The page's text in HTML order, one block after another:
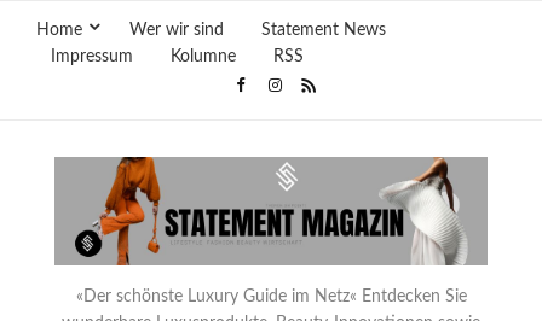
Home Wer wir sind
Statement News
Impressum
Kolumne RSS
«Der schönste Luxury Guide im Netz« Entdecken Sie